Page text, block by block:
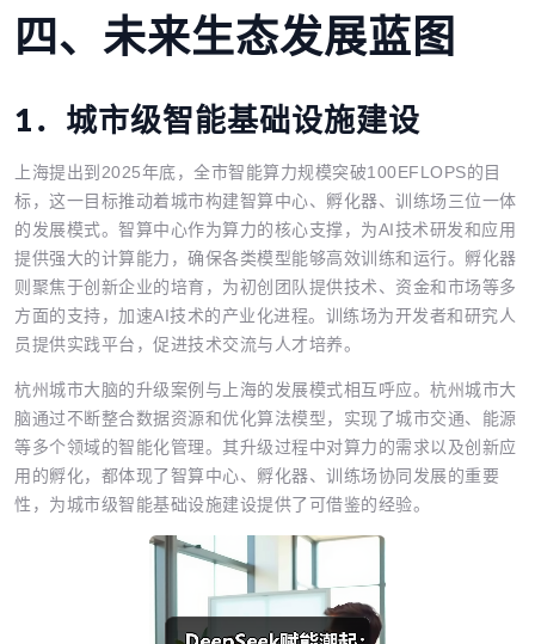
四、 未来生态发展蓝图
1． 城市级智能基础设施建设
上海提出到2025年底，全市智能算力规模突破100EFLOPS的目
标，这一目标推动着城市构建智算中心、孵化器、训练场三位一体
的发展模式。智算中心作为算力的核心支撑，为AI技术研发和应用
提供强大的计算能力，确保各类模型能够高效训练和运行。孵化器
则聚焦于创新企业的培育，为初创团队提供技术、资金和市场等多
方面的支持，加速AI技术的产业化进程。训练场为开发者和研究人
员提供实践平台，促进技术交流与人才培养。
杭州城市大脑的升级案例与上海的发展模式相互呼应。杭州城市大
脑通过不断整合数据资源和优化算法模型，实现了城市交通、能源
等多个领域的智能化管理。其升级过程中对算力的需求以及创新应
用的孵化，都体现了智算中心、孵化器、训练场协同发展的重要
性，为城市级智能基础设施建设提供了可借鉴的经验。